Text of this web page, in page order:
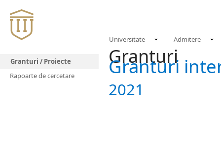
Universitate Admitere
Granturi
Granturi / Proiecte
Rapoarte de cercetare
Granturi
2021